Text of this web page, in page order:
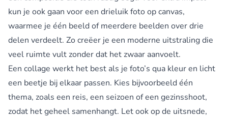
kun je ook gaan voor een drieluik foto op canvas,
waarmee je één beeld of meerdere beelden over drie
delen verdeelt. Zo creëer je een moderne uitstraling die
veel ruimte vult zonder dat het zwaar aanvoelt.
Een collage werkt het best als je foto’s qua kleur en licht
een beetje bij elkaar passen. Kies bijvoorbeeld één
thema, zoals een reis, een seizoen of een gezinsshoot,
zodat het geheel samenhangt. Let ook op de uitsnede,